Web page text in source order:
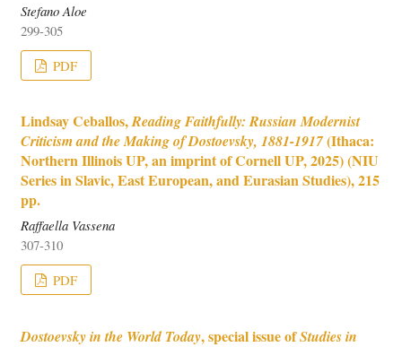
Stefano Aloe
299-305
PDF
Lindsay Ceballos,Reading Faithfully: Russian Modernist
Criticism and the Making of Dostoevsky, 1881-1917(Ithaca:
Northern Illinois UP, an imprint of Cornell UP, 2025) (NIU
Series in Slavic, East European, and Eurasian Studies), 215
pp.
Raffaella Vassena
307-310
PDF
Dostoevsky in the World Today, special issue ofStudies in